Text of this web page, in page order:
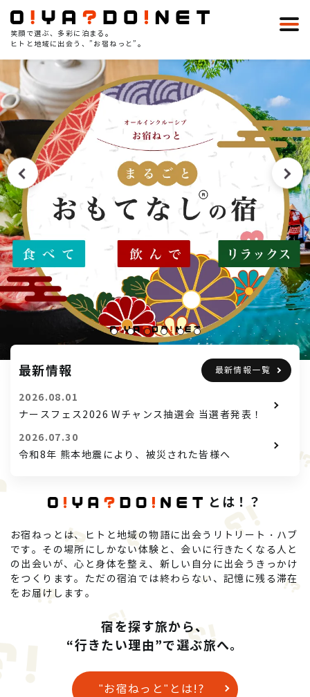
笑顔で選ぶ、多彩に泊まる。
ヒトと地域に出会う、”お宿ねっと”。
最新情報 最新情報一覧
2026.08.01
ナースフェス2026 Wチャンス抽選会 当選者発表！
2026.07.30
令和8年 熊本地震により、被災された皆様へ
とは！？
お宿ねっとは、ヒトと地域の物語に出会うリトリート・ハブ
です。その場所にしかない体験と、会いに行きたくなる人と
の出会いが、心と身体を整え、新しい自分に出会うきっかけ
をつくります。ただの宿泊では終わらない、記憶に残る滞在
をお届けします。
宿を探す旅から、
“行きたい理由”で選ぶ旅へ。
"お宿ねっと"とは!?